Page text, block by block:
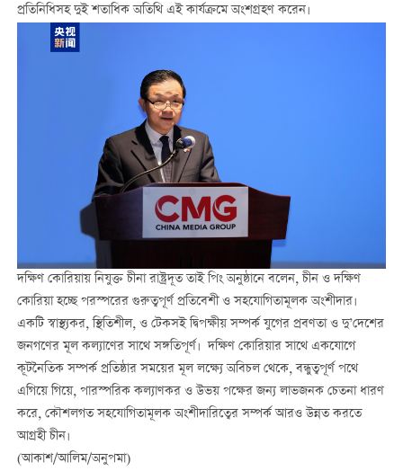
প্রতিনিধিসহ দুই শতাধিক অতিথি এই কার্যক্রমে অংশগ্রহণ করেন।
দক্ষিণ কোরিয়ায় নিযুক্ত চীনা রাষ্ট্রদূত তাই পিং অনুষ্ঠানে বলেন, চীন ও দক্ষিণ
কোরিয়া হচ্ছে পরস্পরের গুরুত্বপূর্ণ প্রতিবেশী ও সহযোগিতামূলক অংশীদার।
একটি স্বাস্থ্যকর, স্থিতিশীল, ও টেকসই দ্বিপক্ষীয় সম্পর্ক যুগের প্রবণতা ও দু’দেশের
জনগণের মূল কল্যাণের সাথে সঙ্গতিপূর্ণ। দক্ষিণ কোরিয়ার সাথে একযোগে
কূটনৈতিক সম্পর্ক প্রতিষ্ঠার সময়ের মূল লক্ষ্যে অবিচল থেকে, বন্ধুত্বপূর্ণ পথে
এগিয়ে গিয়ে, পারস্পরিক কল্যাণকর ও উভয় পক্ষের জন্য লাভজনক চেতনা ধারণ
করে, কৌশলগত সহযোগিতামূলক অংশীদারিত্বের সম্পর্ক আরও উন্নত করতে
আগ্রহী চীন।
(আকাশ/আলিম/অনুপমা)